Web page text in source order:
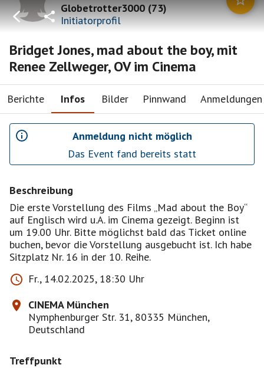
Globetrotter3000(73)
Initiatorprofil
Bridget Jones, mad about the boy, mit
Renee Zellweger, OV im Cinema
Berichte Infos Bilder Pinnwand Anmeldungen
Anmeldung nicht möglich
Das Event fand bereits statt
Beschreibung
Die erste Vorstellung des Films „Mad about the Boy“
auf Englisch wird u.A. im Cinema gezeigt. Beginn ist
um 19.00 Uhr. Bitte möglichst bald das Ticket online
buchen, bevor die Vorstellung ausgebucht ist. Ich habe
Sitzplatz Nr. 16 in der 10. Reihe.
Fr., 14.02.2025, 18:30 Uhr
CINEMA München
Nymphenburger Str. 31, 80335 München,
Deutschland
Treffpunkt